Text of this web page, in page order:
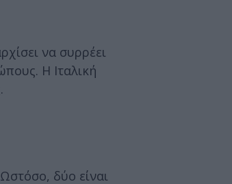
να συρρέει
Η Ιταλική
δύο είναι